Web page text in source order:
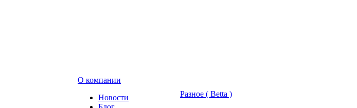
О компании
Новости
Разное ( Betta )